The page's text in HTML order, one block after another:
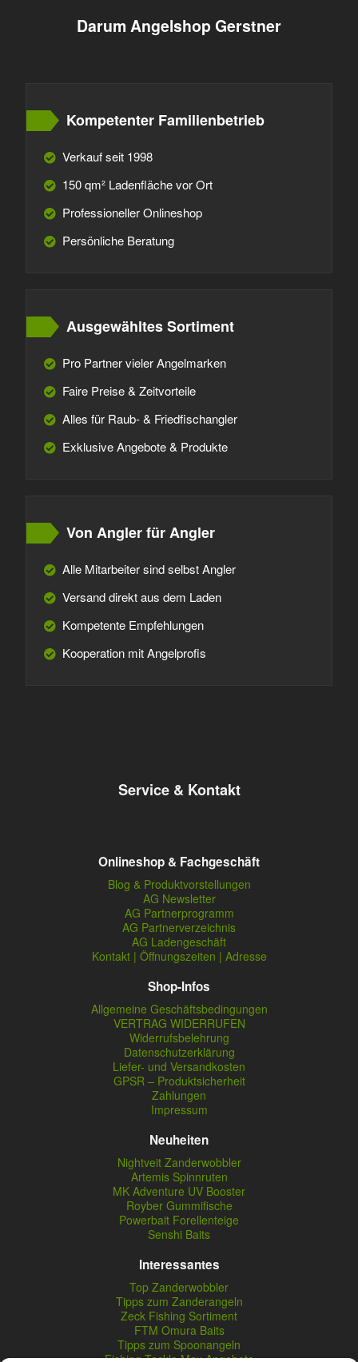
Darum Angelshop Gerstner
Kompetenter Familienbetrieb
Verkauf seit 1998
150 qm² Ladenfläche vor Ort
Professioneller Onlineshop
Persönliche Beratung
Ausgewähltes Sortiment
Pro Partner vieler Angelmarken
Faire Preise & Zeitvorteile
Alles für Raub- & Friedfischangler
Exklusive Angebote & Produkte
Von Angler für Angler
Alle Mitarbeiter sind selbst Angler
Versand direkt aus dem Laden
Kompetente Empfehlungen
Kooperation mit Angelprofis
Service & Kontakt
Onlineshop & Fachgeschäft
Blog & Produktvorstellungen
AG Newsletter
AG Partnerprogramm
AG Partnerverzeichnis
AG Ladengeschäft
Kontakt | Öffnungszeiten | Adresse
Shop-Infos
Allgemeine Geschäftsbedingungen
VERTRAG WIDERRUFEN
Widerrufsbelehrung
Datenschutzerklärung
Liefer- und Versandkosten
GPSR – Produktsicherheit
Zahlungen
Impressum
Neuheiten
Nightveit Zanderwobbler
Artemis Spinnruten
MK Adventure UV Booster
Royber Gummifische
Powerbait Forellenteige
Senshi Baits
Interessantes
Top Zanderwobbler
Tipps zum Zanderangeln
Zeck Fishing Sortiment
FTM Omura Baits
Tipps zum Spoonangeln
Fishing Tackle Max Angebote